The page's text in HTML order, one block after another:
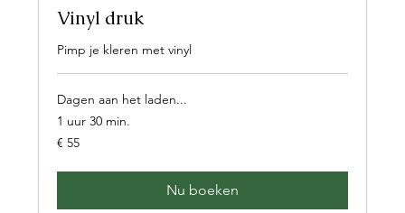
Vinyl druk
Pimp je kleren met vinyl
Dagen aan het laden...
1 uur 30 min.
55
euro
€ 55
Nu boeken